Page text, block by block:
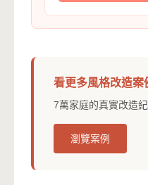
看更多風格改造案
7萬家庭的真實改造
瀏覽案例